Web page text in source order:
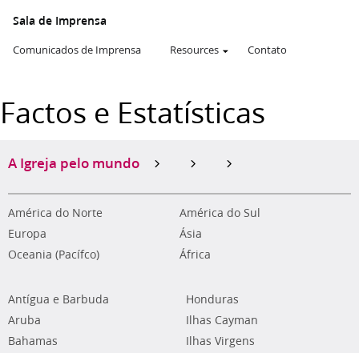
Sala de Imprensa
Comunicados de Imprensa Resources Contato
Factos e Estatísticas
A Igreja pelo mundo
América do Norte
América do Sul
Europa
Ásia
Oceania (Pacífco)
África
Antígua e Barbuda
Aruba
Bahamas
Honduras
Ilhas Cayman
Ilhas Virgens